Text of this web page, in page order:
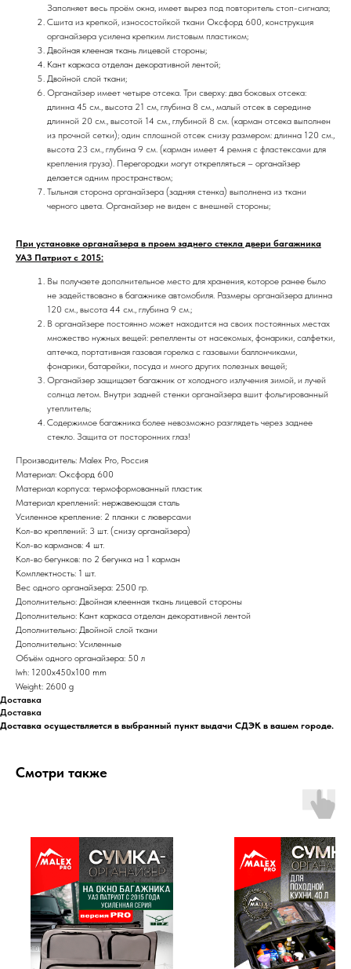
Заполняет весь проём окна, имеет вырез под повторитель стоп-сигнала;
Сшита из крепкой, износостойкой ткани Оксфорд 600, конструкция
органайзера усилена крепким листовым пластиком;
Двойная клееная ткань лицевой стороны;
Кант каркаса отделан декоративной лентой;
Двойной слой ткани;
Органайзер имеет четыре отсека. Три сверху: два боковых отсека:
длинна 45 см., высота 21 см, глубина 8 см., малый отсек в середине
длинной 20 см., высотой 14 см., глубиной 8 см. (карман отсека выполнен
из прочной сетки); один сплошной отсек снизу размером: длинна 120 см.,
высота 23 см., глубина 9 см. (карман имеет 4 ремня с фластексами для
крепления груза). Перегородки могут открепляться – органайзер
делается одним пространством;
Тыльная сторона органайзера (задняя стенка) выполнена из ткани
черного цвета. Органайзер не виден с внешней стороны;
При установке органайзера в проем заднего стекла двери багажника
УАЗ Патриот с 2015:
Вы получаете дополнительное место для хранения, которое ранее было
не задействовано в багажнике автомобиля. Размеры органайзера длинна
120 см., высота 44 см., глубина 9 см.;
В органайзере постоянно может находится на своих постоянных местах
множество нужных вещей: репелленты от насекомых, фонарики, салфетки,
аптечка, портативная газовая горелка с газовыми баллончиками,
фонарики, батарейки, посуда и много других полезных вещей;
Органайзер защищает багажник от холодного излучения зимой, и лучей
солнца летом. Внутри задней стенки органайзера вшит фольгированный
утеплитель;
Содержимое багажника более невозможно разглядеть через заднее
стекло. Защита от посторонних глаз!
Производитель: Malex Pro, Россия
Материал: Оксфорд 600
Материал корпуса: термоформованный пластик
Материал креплений: нержавеющая сталь
Усиленное крепление: 2 планки с люверсами
Кол-во креплений: 3 шт. (снизу органайзера)
Кол-во карманов: 4 шт.
Кол-во бегунков: по 2 бегунка на 1 карман
Комплектность: 1 шт.
Вес одного органайзера: 2500 гр.
Дополнительно: Двойная клеенная ткань лицевой стороны
Дополнительно: Кант каркаса отделан декоративной лентой
Дополнительно: Двойной слой ткани
Дополнительно: Усиленные
Объём одного органайзера: 50 л
lwh: 1200x450x100 mm
Weight: 2600 g
Доставка
Доставка
Доставка осуществляется в выбранный пункт выдачи СДЭК в вашем городе.
Смотри также